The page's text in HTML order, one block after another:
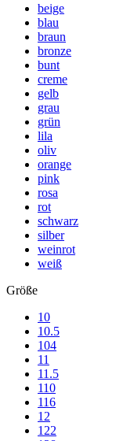
beige
blau
braun
bronze
bunt
creme
gelb
grau
grün
lila
oliv
orange
pink
rosa
rot
schwarz
silber
weinrot
weiß
Größe
10
10.5
104
11
11.5
110
116
12
122